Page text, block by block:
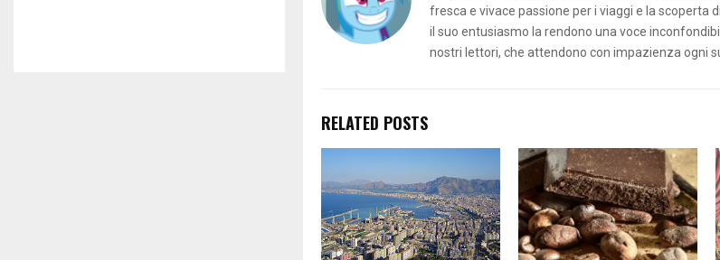
fresca e vivace passione per i viaggi e la scoperta
il suo entusiasmo la rendono una voce
nostri lettori, che attendono con impazienza ogni
RELATED POSTS